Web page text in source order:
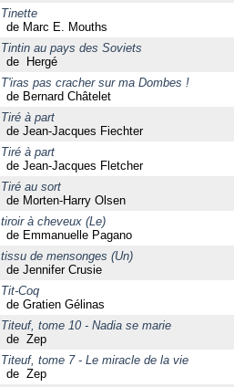
Tinette
de Marc E. Mouths
Tintin au pays des Soviets
de Hergé
T'iras pas cracher sur ma Dombes !
de Bernard Châtelet
Tiré à part
de Jean-Jacques Fiechter
Tiré à part
de Jean-Jacques Fletcher
Tiré au sort
de Morten-Harry Olsen
tiroir à cheveux (Le)
de Emmanuelle Pagano
tissu de mensonges (Un)
de Jennifer Crusie
Tit-Coq
de Gratien Gélinas
Titeuf, tome 10 - Nadia se marie
de Zep
Titeuf, tome 7 - Le miracle de la vie
de Zep